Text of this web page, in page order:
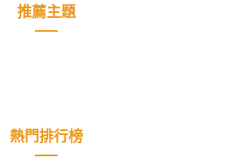
推薦主題
熱門排行榜